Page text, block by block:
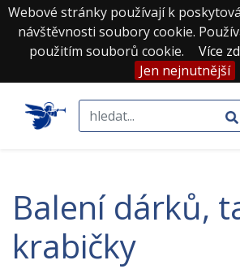
Webové stránky používají k
návštěvnosti soubory cookie.
použitím souborů cookie.
Více
Jen nejnutnější
balení dárků, tašky a
krabičky